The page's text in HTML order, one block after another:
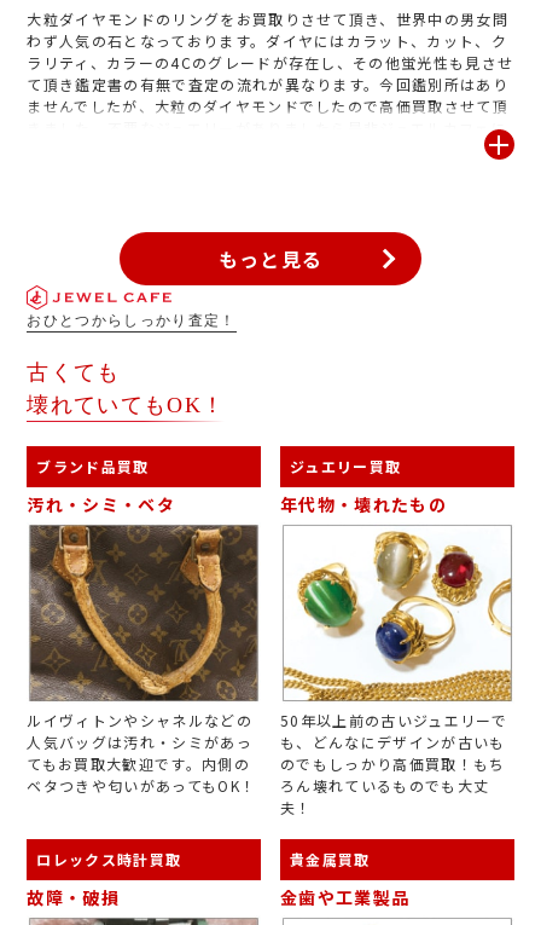
大粒ダイヤモンドのリングをお買取りさせて頂き、世界中の男女問
わず人気の石となっております。ダイヤにはカラット、カット、ク
ラリティ、カラーの4Cのグレードが存在し、その他蛍光性も見させ
て頂き鑑定書の有無で査定の流れが異なります。今回鑑別所はあり
ませんでしたが、大粒のダイヤモンドでしたので高価買取させて頂
きました。不要なジュエリーがありましたら是非ジュエルカフェに
もっと見る
おひとつからしっかり査定！
古くても
壊れていてもOK！
ブランド品買取
汚れ・シミ・ベタ
ルイヴィトンやシャネルなどの
人気バッグは汚れ・シミがあっ
てもお買取大歓迎です。内側の
ベタつきや匂いがあってもOK！
ジュエリー買取
年代物・壊れたもの
50年以上前の古いジュエリーで
も、どんなにデザインが古いも
のでもしっかり高価買取！もち
ろん壊れているものでも大丈
夫！
ロレックス時計買取
故障・破損
貴金属買取
金歯や工業製品